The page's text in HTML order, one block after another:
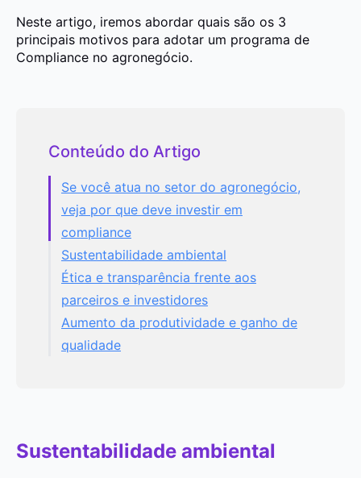
Neste artigo, iremos abordar quais são os 3
principais motivos para adotar um programa de
Compliance no agronegócio.
Conteúdo do Artigo
Se você atua no setor do agronegócio,
veja por que deve investir em
compliance
Sustentabilidade ambiental
Ética e transparência frente aos
parceiros e investidores
Aumento da produtividade e ganho de
qualidade
Sustentabilidade ambiental